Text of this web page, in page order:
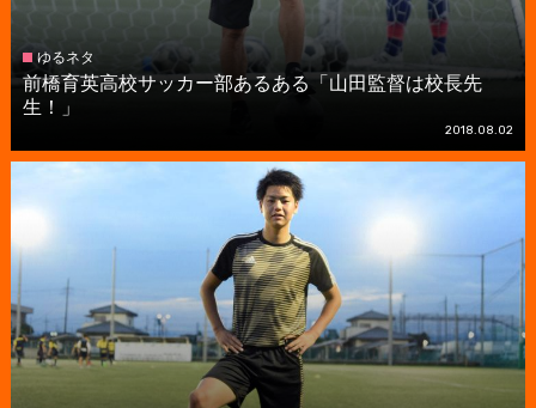
ゆるネタ
前橋育英高校サッカー部あるある「山田監督は校長先
生！」
2018.08.02